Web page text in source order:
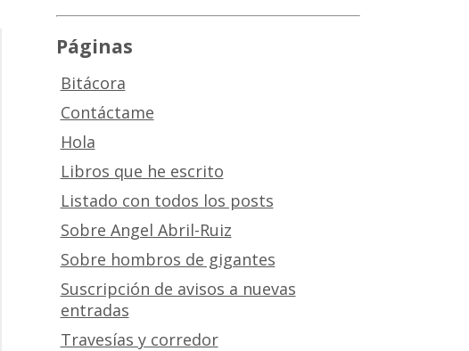
Páginas
Bitácora
Contáctame
Hola
Libros que he escrito
Listado con todos los posts
Sobre Angel Abril-Ruiz
Sobre hombros de gigantes
Suscripción de avisos a nuevas
entradas
Travesías y corredor